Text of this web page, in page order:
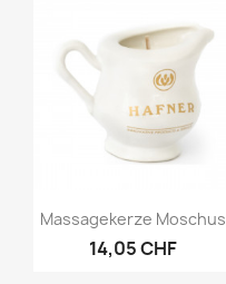
Vorschau
Massagekerze Moschus
14,05 CHF